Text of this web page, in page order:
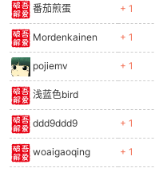
番茄煎蛋 + 1
Mordenkainen + 1
pojiemv + 1
浅蓝色bird
ddd9ddd9 + 1
woaigaoqing + 1